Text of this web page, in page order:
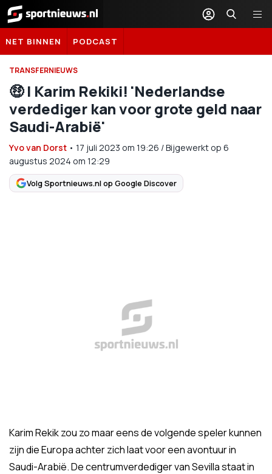
Sportnieuws.nl
NET BINNEN PODCAST
TRANSFERNIEUWS
🤑 | Karim Rekiki! 'Nederlandse
verdediger kan voor grote geld naar
Saudi-Arabië'
Yvo van Dorst • 17 juli 2023 om 19:26 /Bijgewerkt op 6
augustus 2024 om 12:29
Volg Sportnieuws.nl op Google Discover
Karim Rekik zou zo maar eens de volgende speler kunnen
zijn die Europa achter zich laat voor een avontuur in
Saudi-Arabië. De centrumverdediger van Sevilla staat in